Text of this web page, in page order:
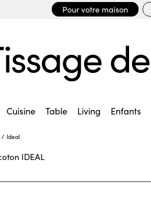
Pour votre maison
Cuisine Table Living Enfants
Ideal